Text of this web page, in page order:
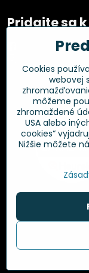
Pridajte sa
Facebook
Overené
Predvoľby
Cookies
webovej
môžeme
zhromaždené
USA alebo
cookies“
Nižšie môžete